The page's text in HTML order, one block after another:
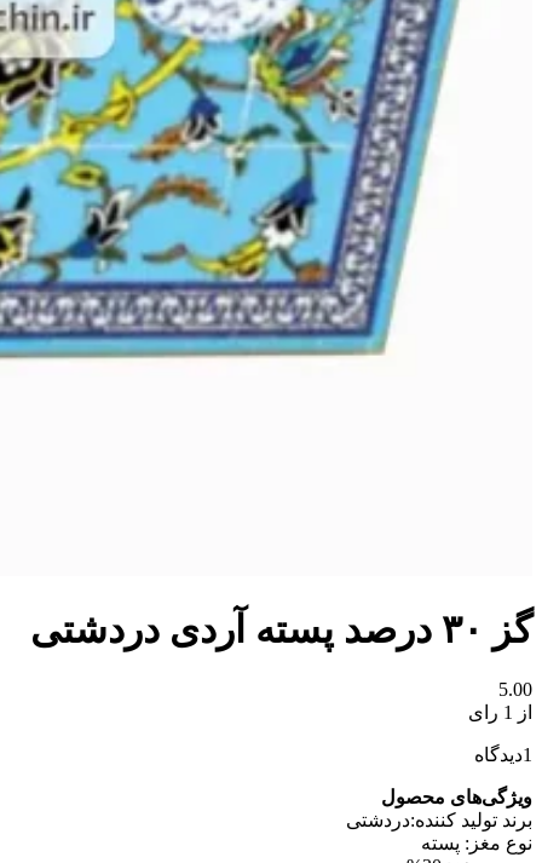
گز ۳۰ درصد پسته آردی دردشتی
5.00
از 1 رای
1دیدگاه
ویژگی‌های محصول
برند تولید کننده:دردشتی
نوع مغز: پسته